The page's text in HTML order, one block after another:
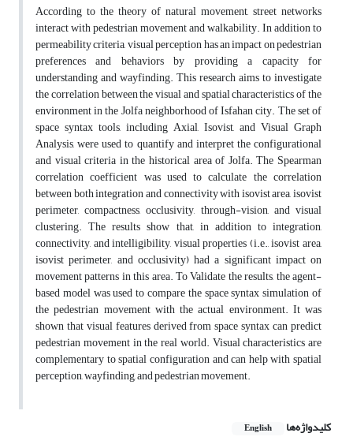
According to the theory of natural movement, street networks
interact with pedestrian movement and walkability. In addition to
permeability criteria, visual perception has an impact on pedestrian
preferences and behaviors by providing a capacity for
understanding and wayfinding. This research aims to investigate
the correlation between the visual and spatial characteristics of the
environment in the Jolfa neighborhood of Isfahan city. The set of
space syntax tools, including Axial, Isovist, and Visual Graph
Analysis, were used to quantify and interpret the configurational
and visual criteria in the historical area of Jolfa. The Spearman
correlation coefficient was used to calculate the correlation
between both integration and connectivity with isovist area, isovist
perimeter, compactness, occlusivity, through-vision, and visual
clustering. The results show that, in addition to integration,
connectivity, and intelligibility, visual properties (i.e., isovist area,
isovist perimeter, and occlusivity) had a significant impact on
movement patterns in this area. To Validate the results, the agent-
based model was used to compare the space syntax simulation of
the pedestrian movement with the actual environment. It was
shown that visual features derived from space syntax can predict
pedestrian movement in the real world. Visual characteristics are
complementary to spatial configuration and can help with spatial
perception, wayfinding, and pedestrian movement.
کلیدواژه‌ها English